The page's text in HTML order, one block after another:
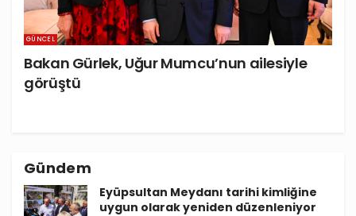
GÜNCEL
Bakan Gürlek, Uğur Mumcu’nun ailesiyle
görüştü
Gündem
Eyüpsultan Meydanı tarihi kimliğine
uygun olarak yeniden düzenleniyor